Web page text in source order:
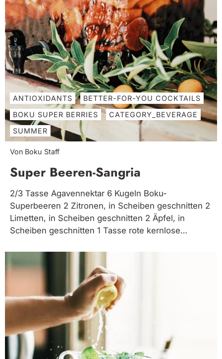
ANTIOXIDANTS
BETTER-FOR-YOU COCKTAILS
BOKU SUPER BERRIES
CATEGORY_BEVERAGE
SUMMER
Von Boku Staff
Super Beeren-Sangria
2/3 Tasse Agavennektar 6 Kugeln Boku-
Superbeeren 2 Zitronen, in Scheiben geschnitten 2
Limetten, in Scheiben geschnitten 2 Äpfel, in
Scheiben geschnitten 1 Tasse rote kernlose
Bio-Rotweins 1,5 Tassen Champagner oder
Limonade Agavendicksaft verrühren, Boku-
Superbeeren, und Rotwein. Geschnittenes Obst
hinzufügen und umrühren. Mindestens 2 Stunden
kühl...